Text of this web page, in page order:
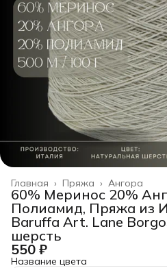
Ангора
Пряжа ›
Главная ›
60% Меринос 20%
Полиамид, Пряжа из
Baruffa Art. Lane
шерсть
550 ₽
Название цвета